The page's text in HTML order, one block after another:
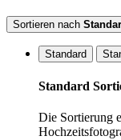
Sortieren nach
Standard
Standard
Die Sortierung